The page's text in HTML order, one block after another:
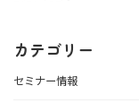
カテゴリー
セミナー情報